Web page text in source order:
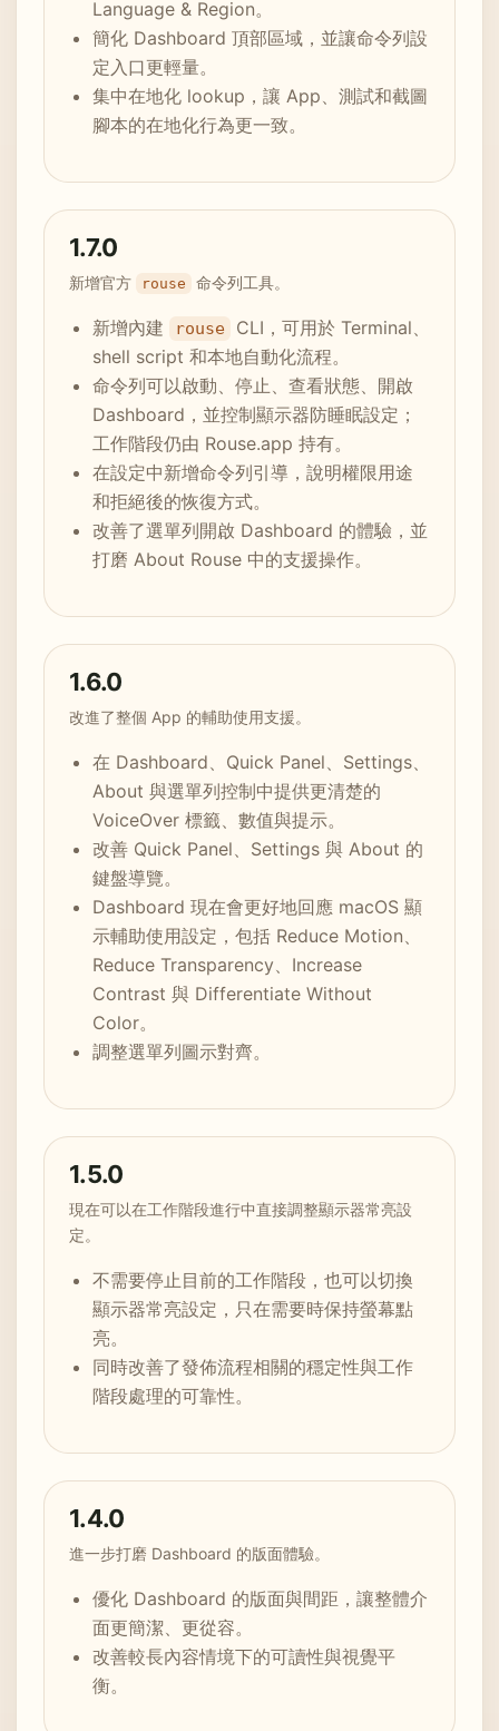
Language & Region。
簡化 Dashboard 頂部區域，並讓命令列設
定入口更輕量。
集中在地化 lookup，讓 App、測試和截圖
腳本的在地化行為更一致。
1.7.0
新增官方 rouse 命令列工具。
新增內建 rouse
CLI，可用於 Terminal、
shell script 和本地自動化流程。
命令列可以啟動、停止、查看狀態、開啟
Dashboard，並控制顯示器防睡眠設定；
工作階段仍由 Rouse.app 持有。
在設定中新增命令列引導，說明權限用途
和拒絕後的恢復方式。
改善了選單列開啟 Dashboard 的體驗，並
打磨 About Rouse 中的支援操作。
1.6.0
改進了整個 App 的輔助使用支援。
在 Dashboard、Quick Panel、Settings、
About 與選單列控制中提供更清楚的
VoiceOver 標籤、數值與提示。
改善 Quick Panel、Settings 與 About 的
鍵盤導覽。
Dashboard 現在會更好地回應 macOS 顯
示輔助使用設定，包括 Reduce Motion、
Reduce Transparency、Increase
Contrast 與 Differentiate Without
Color。
調整選單列圖示對齊。
1.5.0
現在可以在工作階段進行中直接調整顯示器常亮設
定。
不需要停止目前的工作階段，也可以切換
顯示器常亮設定，只在需要時保持螢幕點
亮。
同時改善了發佈流程相關的穩定性與工作
階段處理的可靠性。
1.4.0
進一步打磨 Dashboard 的版面體驗。
優化 Dashboard 的版面與間距，讓整體介
面更簡潔、更從容。
改善較長內容情境下的可讀性與視覺平
衡。